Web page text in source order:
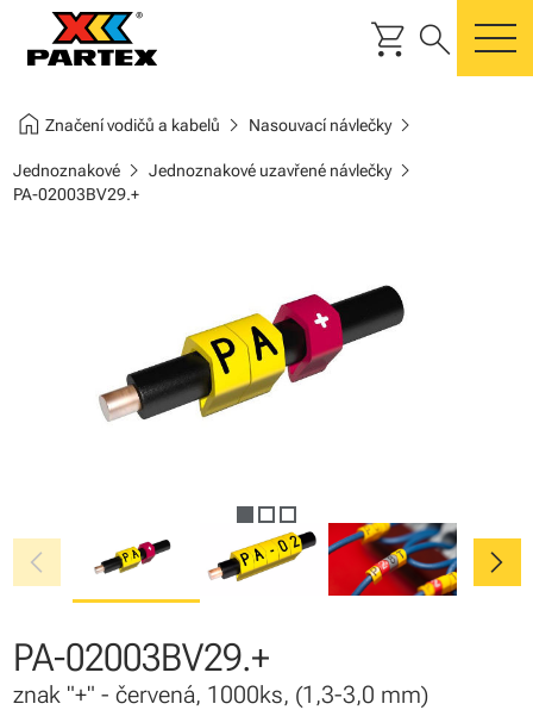
shopping_cart search
home Značení vodičů a kabelů chevron_right Nasouvací návlečkychevron_right
Jednoznakovéchevron_right Jednoznakové uzavřené návlečkychevron_right
PA-02003BV29.+
chevron_left chevron_right
PA-02003BV29.+
znak "+" - červená, 1000ks, (1,3-3,0 mm)